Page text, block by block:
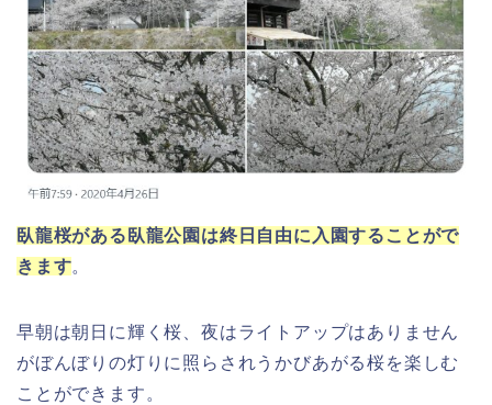
臥龍桜がある臥龍公園は終日自由に入園することがで
きます。
早朝は朝日に輝く桜、夜はライトアップはありません
がぼんぼりの灯りに照らされうかびあがる桜を楽しむ
ことができます。